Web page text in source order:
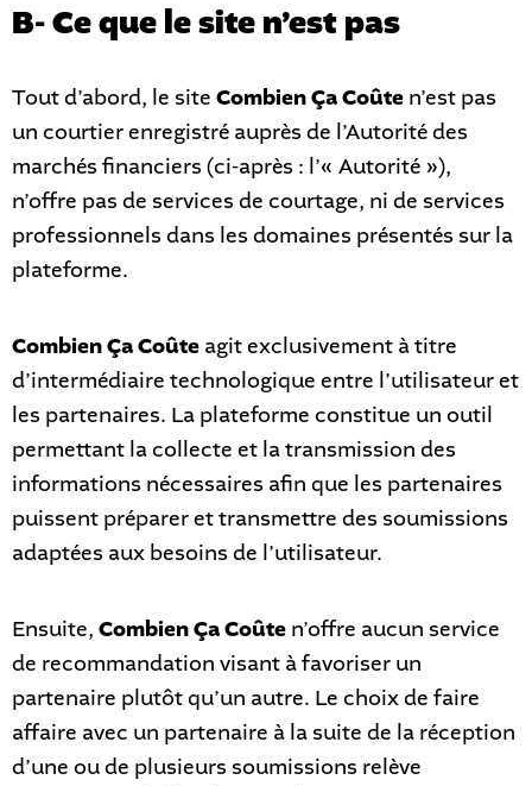
B- Ce que le site n’est pas
Tout d’abord, le site Combien Ça Coûte n’est pas
un courtier enregistré auprès de l’Autorité des
marchés financiers (ci-après : l’« Autorité »),
n’offre pas de services de courtage, ni de services
professionnels dans les domaines présentés sur la
plateforme.
Combien Ça Coûte agit exclusivement à titre
d’intermédiaire technologique entre l’utilisateur et
les partenaires. La plateforme constitue un outil
permettant la collecte et la transmission des
informations nécessaires afin que les partenaires
puissent préparer et transmettre des soumissions
adaptées aux besoins de l’utilisateur.
Ensuite, Combien Ça Coûte n’offre aucun service
de recommandation visant à favoriser un
partenaire plutôt qu’un autre. Le choix de faire
affaire avec un partenaire à la suite de la réception
d’une ou de plusieurs soumissions relève